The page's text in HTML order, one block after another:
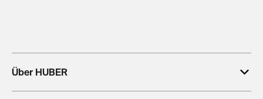
Über HUBER